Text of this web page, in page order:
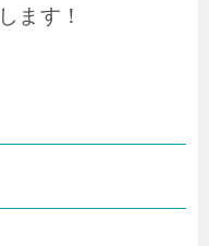
ます！